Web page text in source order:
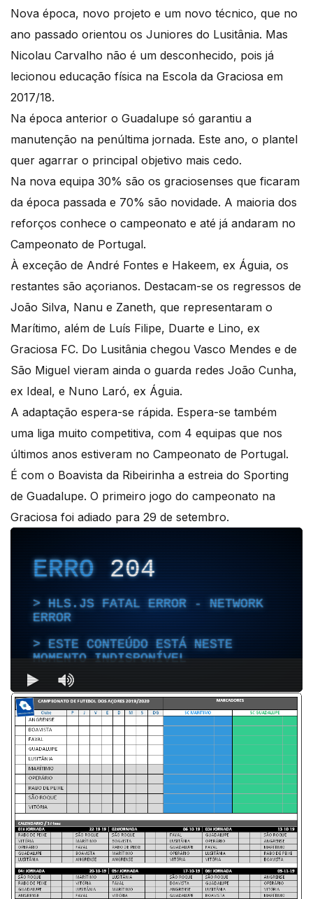
Nova época, novo projeto e um novo técnico, que no
ano passado orientou os Juniores do Lusitânia. Mas
Nicolau Carvalho não é um desconhecido, pois já
lecionou educação física na Escola da Graciosa em
2017/18.
Na época anterior o Guadalupe só garantiu a
manutenção na penúltima jornada. Este ano, o plantel
quer agarrar o principal objetivo mais cedo.
Na nova equipa 30% são os graciosenses que ficaram
da época passada e 70% são novidade. A maioria dos
reforços conhece o campeonato e até já andaram no
Campeonato de Portugal.
À exceção de André Fontes e Hakeem, ex Águia, os
restantes são açorianos. Destacam-se os regressos de
João Silva, Nanu e Zaneth, que representaram o
Marítimo, além de Luís Filipe, Duarte e Lino, ex
Graciosa FC. Do Lusitânia chegou Vasco Mendes e de
São Miguel vieram ainda o guarda redes João Cunha,
ex Ideal, e Nuno Laró, ex Águia.
A adaptação espera-se rápida. Espera-se também
uma liga muito competitiva, com 4 equipas que nos
últimos anos estiveram no Campeonato de Portugal.
É com o Boavista da Ribeirinha a estreia do Sporting
de Guadalupe. O primeiro jogo do campeonato na
Graciosa foi adiado para 29 de setembro.